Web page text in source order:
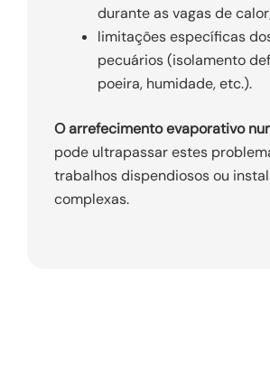
durante as vagas de
limitações específicas
pecuários (isolamento
poeira, humidade, etc.).
O arrefecimento evaporativo
pode ultrapassar estes
trabalhos dispendiosos ou
complexas.